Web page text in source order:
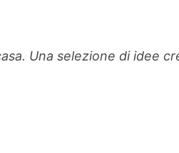
Una selezione di idee